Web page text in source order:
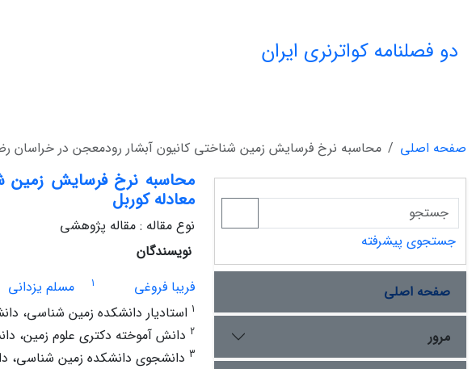
دو فصلنامه کواترنری ایران
صفحه اصلی محاسبه نرخ فرسایش زمین شناختی کانیون آبشار رودمعجن در خراسان
محاسبه نرخ فرسایش زمین
معادله کوربل
نوع مقاله : مقاله پژوهشی
نویسندگان
فریبا فروغی
1 مسلم یزدانی
1 استادیار دانشکده زمین شناسی،
2 دانش آموخته دکتری علوم زمین،
3 دانشجوی دانشکده زمین شناسی،
جستجوی پیشرفته
صفحه اصلی
مرور